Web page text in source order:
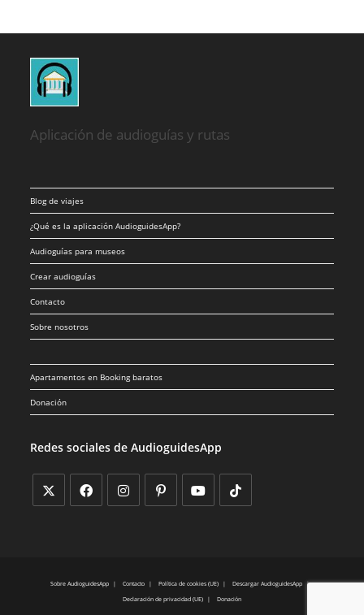
Aplicación de audioguías y rutas
Blog de viajes
¿Qué es la aplicación AudioguidesApp?
Audioguías para museos
Crear audioguías
Contacto
Sobre nosotros
Apartamentos en Booking baratos
Donación
Redes sociales de AudioguidesApp
Sobre AudioguidesApp Contacto Política de cookies (UE)
Descargar AudioguidesApp
Declaración de privacidad (UE)
Donación